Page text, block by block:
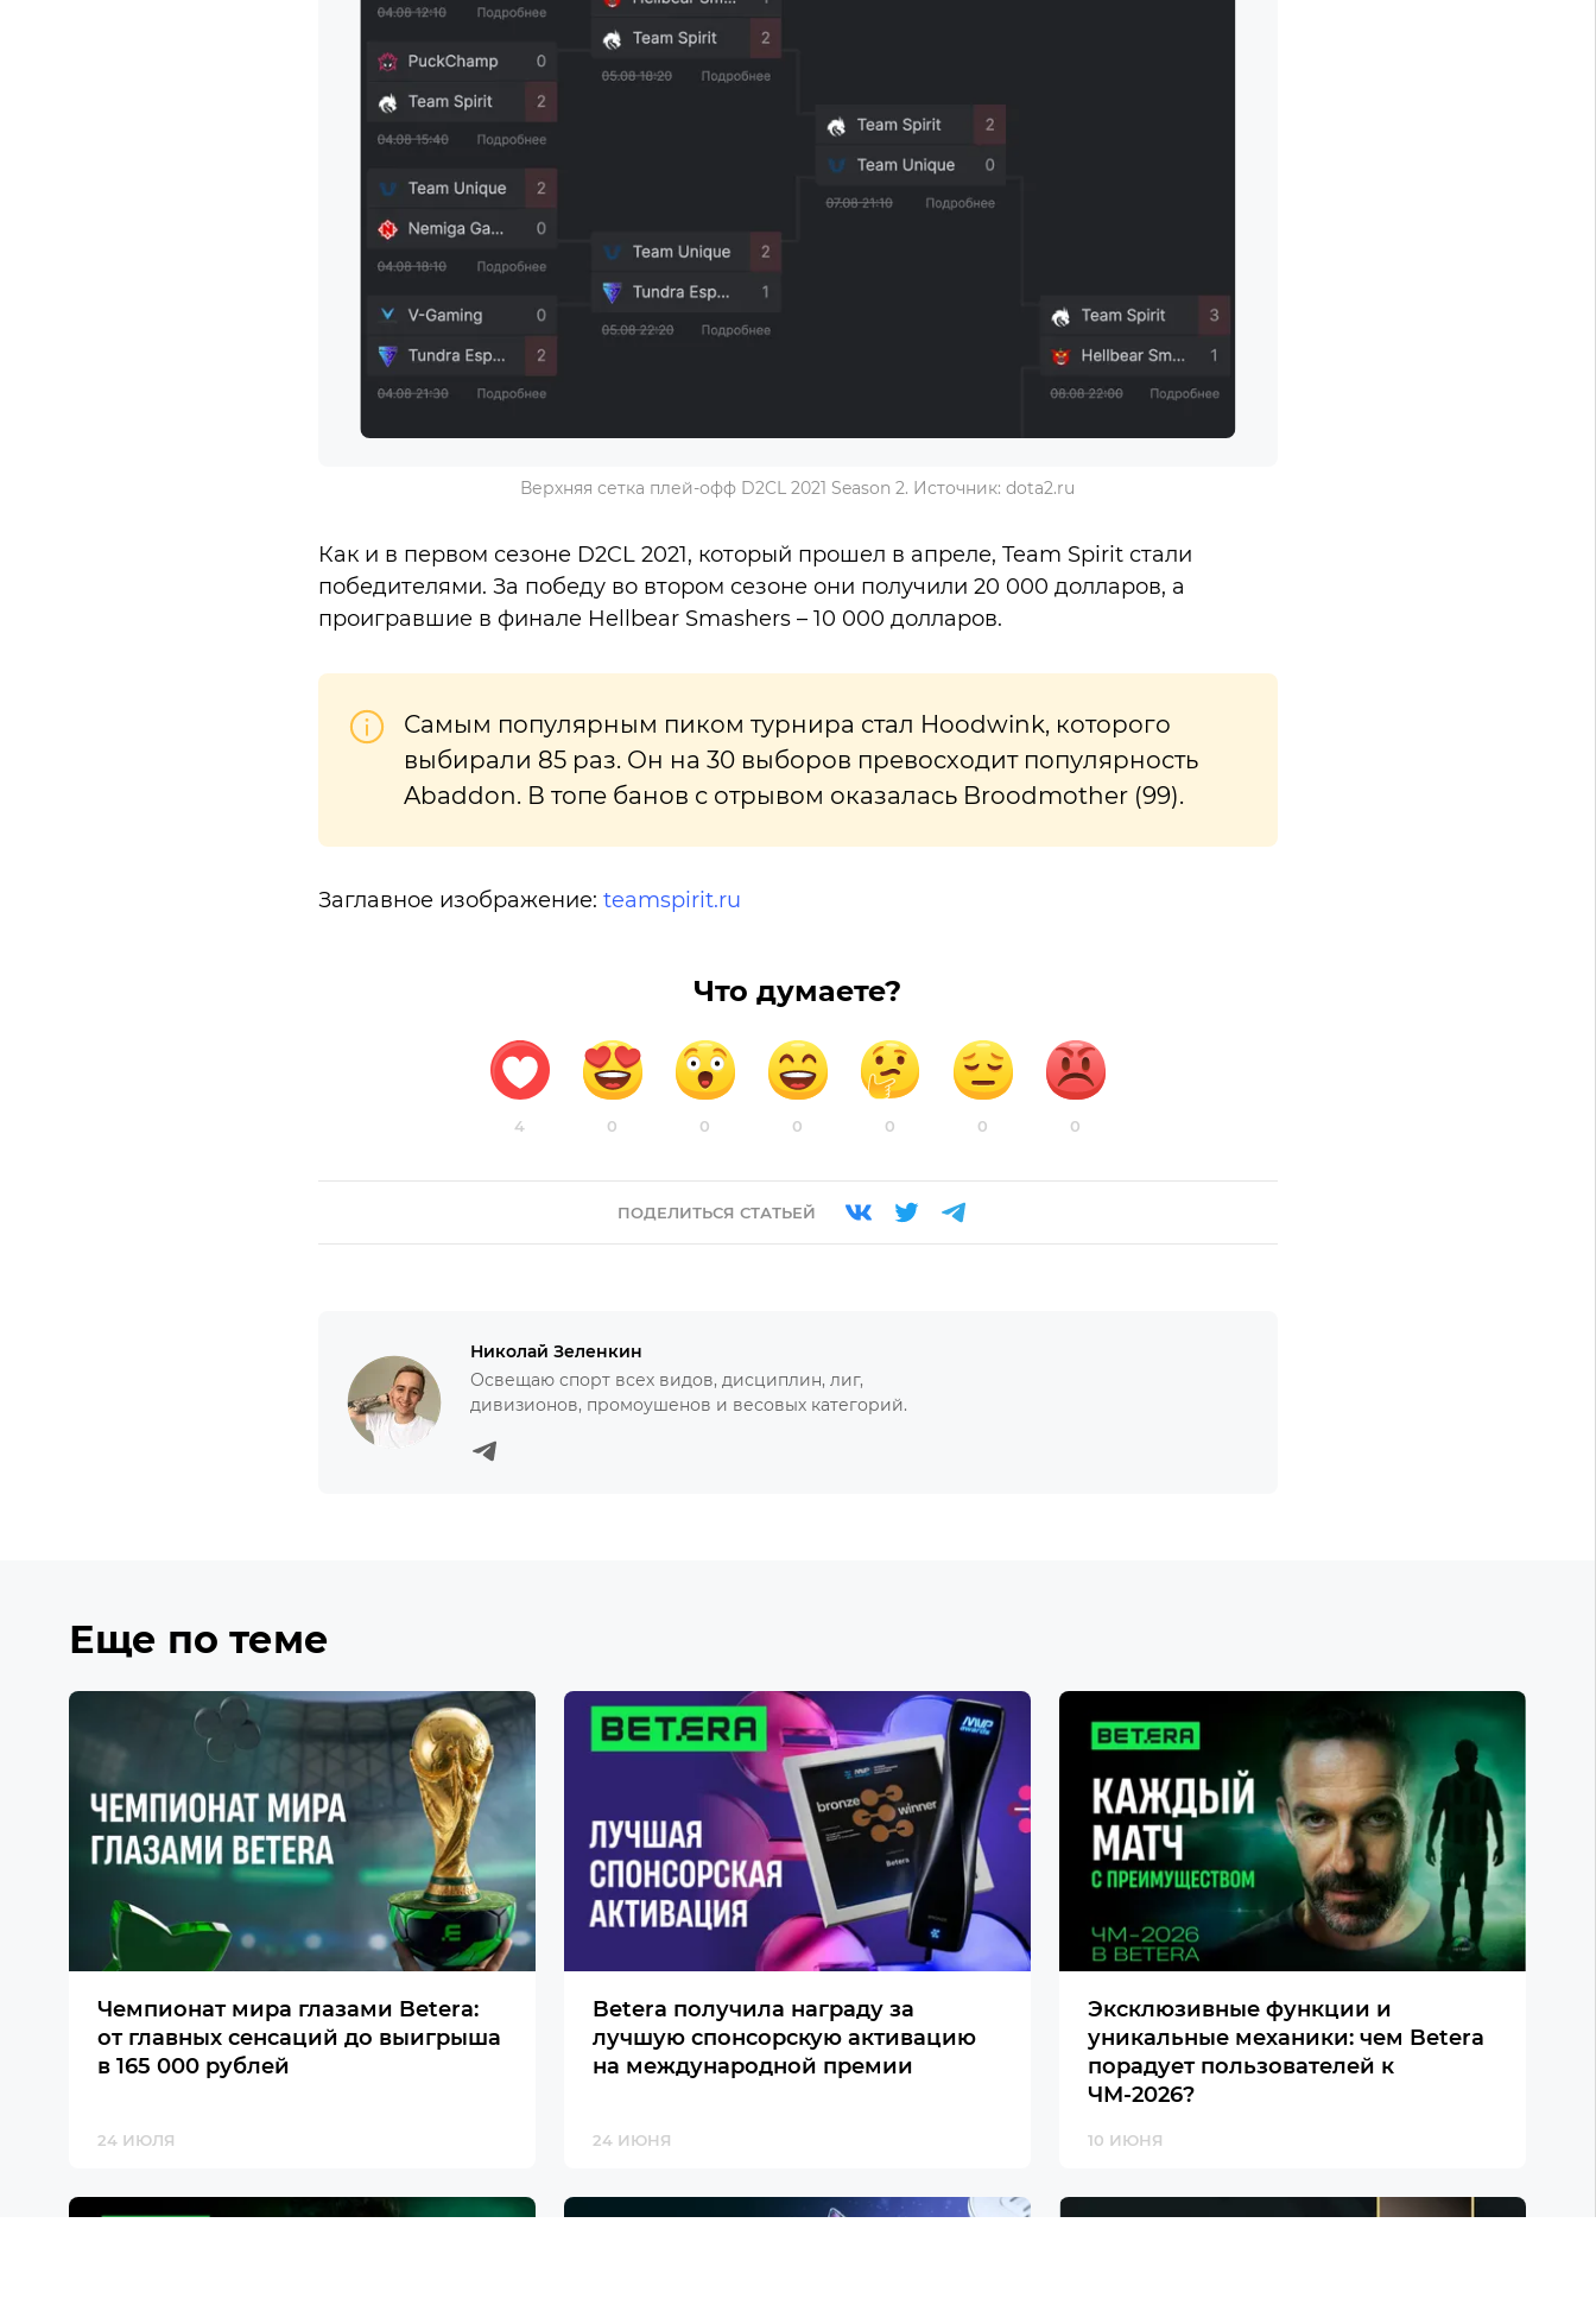
Верхняя сетка плей-офф D2CL 2021 Season 2. Источник: dota2.ru
Как и в первом сезоне D2CL 2021, который прошел в апреле, Team Spirit стали
победителями. За победу во втором сезоне они получили 20 000 долларов, а
проигравшие в финале Hellbear Smashers – 10 000 долларов.
Самым популярным пиком турнира стал Hoodwink, которого
выбирали 85 раз. Он на 30 выборов превосходит популярность
Abaddon. В топе банов с отрывом оказалась Broodmother (99).
Заглавное изображение: teamspirit.ru
Что думаете?
4 0 0 0 0 0 0
ПОДЕЛИТЬСЯ СТАТЬЕЙ
Николай Зеленкин
Освещаю спорт всех видов, дисциплин, лиг,
дивизионов, промоушенов и весовых категорий.
Еще по теме
Чемпионат мира глазами Betera:
от главных сенсаций до выигрыша
в 165 000 рублей
24 ИЮЛЯ
Betera получила награду за
лучшую спонсорскую активацию
на международной премии
24 ИЮНЯ
Эксклюзивные функции и
уникальные механики: чем Betera
порадует пользователей к
ЧМ-2026?
10 ИЮНЯ